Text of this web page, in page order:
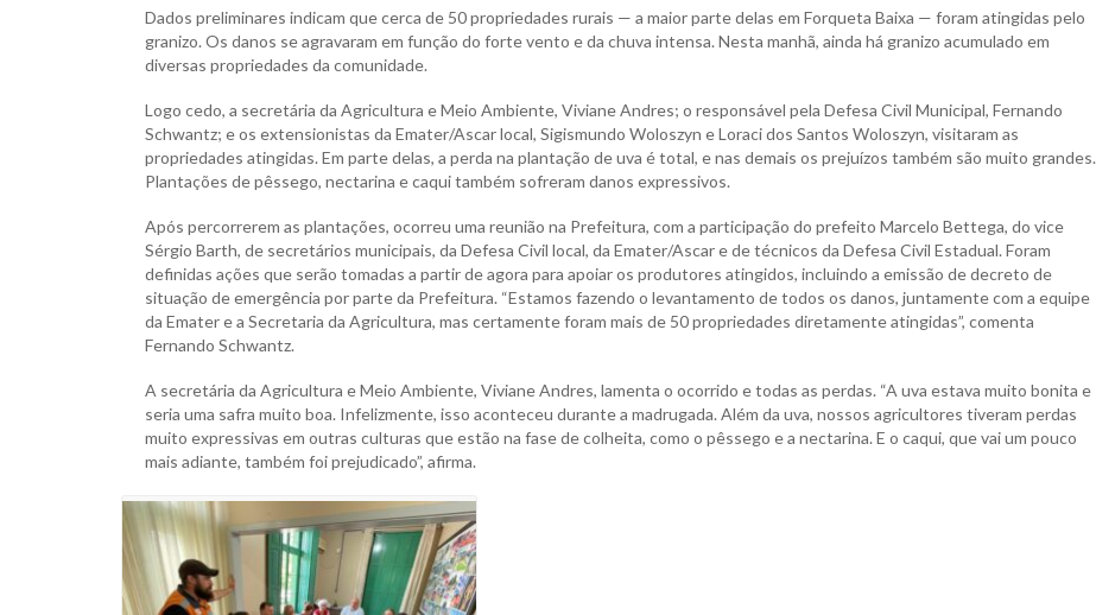
Dados preliminares indicam que cerca de 50 propriedades rurais — a maior parte delas em Forqueta Baixa — foram atingidas pelo
granizo. Os danos se agravaram em função do forte vento e da chuva intensa. Nesta manhã, ainda há granizo acumulado em
diversas propriedades da comunidade.
Logo cedo, a secretária da Agricultura e Meio Ambiente, Viviane Andres; o responsável pela Defesa Civil Municipal, Fernando
Schwantz; e os extensionistas da Emater/Ascar local, Sigismundo Woloszyn e Loraci dos Santos Woloszyn, visitaram as
propriedades atingidas. Em parte delas, a perda na plantação de uva é total, e nas demais os prejuízos também são muito grandes.
Plantações de pêssego, nectarina e caqui também sofreram danos expressivos.
Após percorrerem as plantações, ocorreu uma reunião na Prefeitura, com a participação do prefeito Marcelo Bettega, do vice
Sérgio Barth, de secretários municipais, da Defesa Civil local, da Emater/Ascar e de técnicos da Defesa Civil Estadual. Foram
definidas ações que serão tomadas a partir de agora para apoiar os produtores atingidos, incluindo a emissão de decreto de
situação de emergência por parte da Prefeitura. “Estamos fazendo o levantamento de todos os danos, juntamente com a equipe
da Emater e a Secretaria da Agricultura, mas certamente foram mais de 50 propriedades diretamente atingidas”, comenta
Fernando Schwantz.
A secretária da Agricultura e Meio Ambiente, Viviane Andres, lamenta o ocorrido e todas as perdas. “A uva estava muito bonita e
seria uma safra muito boa. Infelizmente, isso aconteceu durante a madrugada. Além da uva, nossos agricultores tiveram perdas
muito expressivas em outras culturas que estão na fase de colheita, como o pêssego e a nectarina. E o caqui, que vai um pouco
mais adiante, também foi prejudicado”, afirma.